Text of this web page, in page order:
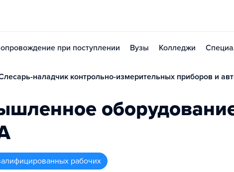
при поступлении Вузы Колледжи
наладчик контрольно-измерительных приборов и
рабочих